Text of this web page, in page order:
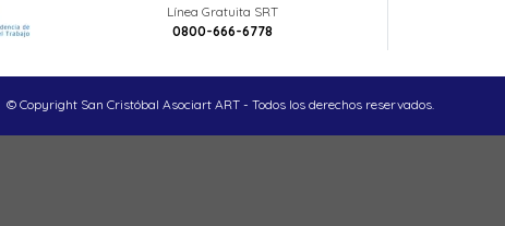
Línea Gratuita SRT
0800-666-6778
© Copyright San Cristóbal Asociart ART - Todos los derechos reservados.